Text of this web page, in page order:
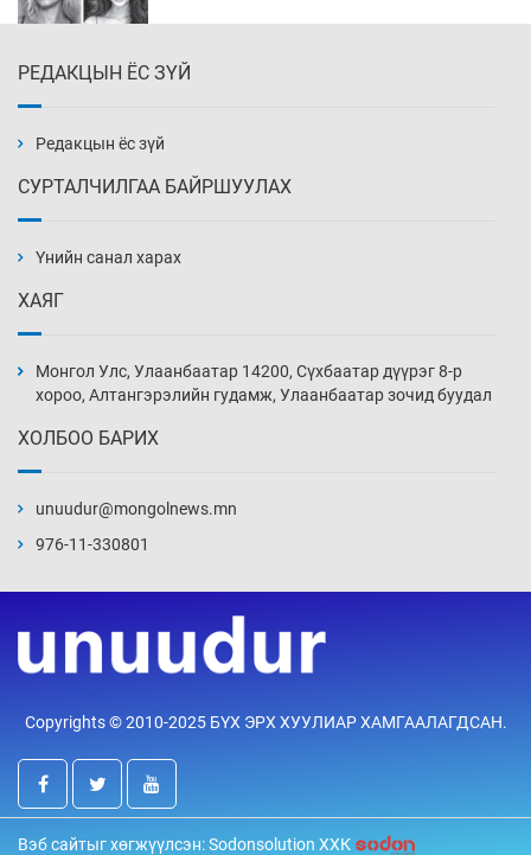
4 цаг 47 мин
нэмэгджээ
5 цаг 17 мин
5 цаг 47 мин
6 цаг 17 мин
үйлчилж буй гэв
6 цаг 47 мин
“Туул усан цогцолбор”-ын ТЭЗҮ-ийг
РЕДАКЦЫН ЁС ЗҮЙ
Редакцын ёс зүй
СУРТАЛЧИЛГАА БАЙРШУУЛАХ
Үнийн санал харах
ХАЯГ
Монгол Улс, Улаанбаатар 14200, Сүхбаатар дүүрэг 8-р
хороо, Алтангэрэлийн гудамж, Улаанбаатар зочид буудал
ХОЛБОО БАРИХ
unuudur@mongolnews.mn
976-11-330801
Copyrights © 2010-2025 БҮХ ЭРХ ХУУЛИАР ХАМГААЛАГДСАН.
Вэб сайтыг хөгжүүлсэн: Sodonsolution ХХК